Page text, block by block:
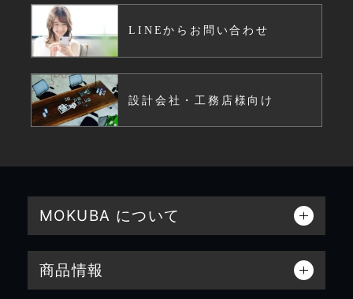
LINEからお問い合わせ
設計会社・工務店様向け
MOKUBA について
商品情報